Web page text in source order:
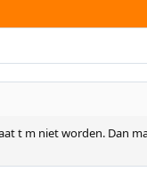
t m niet worden. Dan